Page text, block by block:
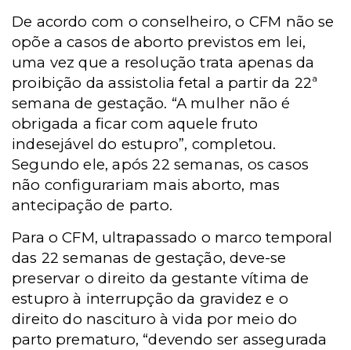
De acordo com o conselheiro, o CFM não se
opõe a casos de aborto previstos em lei,
uma vez que a resolução trata apenas da
proibição da assistolia fetal a partir da 22ª
semana de gestação. “A mulher não é
obrigada a ficar com aquele fruto
indesejável do estupro”, completou.
Segundo ele, após 22 semanas, os casos
não configurariam mais aborto, mas
antecipação de parto.
Para o CFM, ultrapassado o marco temporal
das 22 semanas de gestação, deve-se
preservar o direito da gestante vítima de
estupro à interrupção da gravidez e o
direito do nascituro à vida por meio do
parto prematuro, “devendo ser assegurada